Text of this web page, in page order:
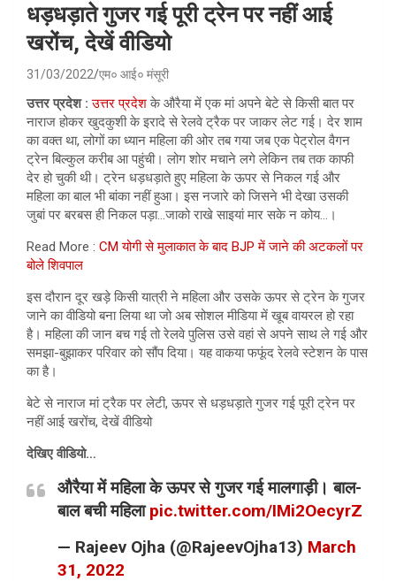
धड़धड़ाते गुजर गई पूरी ट्रेन पर नहीं आई
खरोंच, देखें वीडियो
31/03/2022 एम० आई० मंसूरी
उत्तर प्रदेश : उत्तर प्रदेशके औरैया में एक मां अपने बेटे से किसी बात पर
नाराज होकर खुदकुशी के इरादे से रेलवे ट्रैक पर जाकर लेट गई। देर शाम
का वक्‍त था, लोगों का ध्‍यान महिला की ओर तब गया जब एक पेट्रोल वैगन
ट्रेन बिल्‍कुल करीब आ पहुंची। लोग शोर मचाने लगे लेकिन तब तक काफी
देर हो चुकी थी। ट्रेन धड़धड़ाते हुए महिला के ऊपर से निकल गई और
महिला का बाल भी बांका नहीं हुआ। इस नजारे को जिसने भी देखा उसकी
जुबां पर बरबस ही निकल पड़ा…जाको राखे साइयां मार सके न कोय…।
Read More : CM योगी से मुलाकात के बाद BJP में जाने की अटकलों पर
बोले शिवपाल
इस दौरान दूर खड़े किसी यात्री ने महिला और उसके ऊपर से ट्रेन के गुजर
जाने का वीडियो बना लिया था जो अब सोशल मीडिया में खूब वायरल हो रहा
है। महिला की जान बच गई तो रेलवे पुलिस उसे वहां से अपने साथ ले गई और
समझा-बुझाकर परिवार को सौंप दिया। यह वाकया फफूंद रेलवे स्‍टेशन के पास
का है।
बेटे से नाराज मां ट्रैक पर लेटी, ऊपर से धड़धड़ाते गुजर गई पूरी ट्रेन पर
नहीं आई खरोंच, देखें वीडियो
देखिए वीडियो…
औरैया में महिला के ऊपर से गुजर गई मालगाड़ी। बाल-
बाल बची महिलाpic.twitter.com/IMi2OecyrZ
— Rajeev Ojha (@RajeevOjha13) March
31, 2022